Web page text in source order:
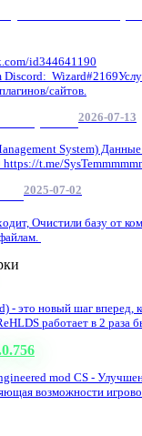
id344641190
Discord:
сайтов.
2026-07-13
System)
t.me/
2025-07-02
Очистили базу от
- это новый шаг вперед,
работает в 2 раза
mod CS -
возможности